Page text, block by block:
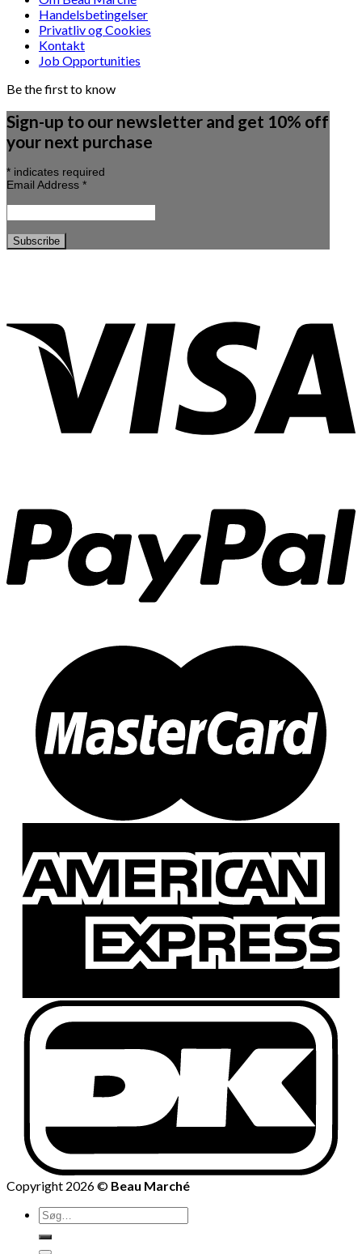
Handelsbetingelser
Privatliv og Cookies
Kontakt
Job Opportunities
Be the first to know
Sign-up to our newsletter and get 10% off
your next purchase
* indicates required
Email Address *
Copyright 2026 © Beau Marché
Søg
efter: